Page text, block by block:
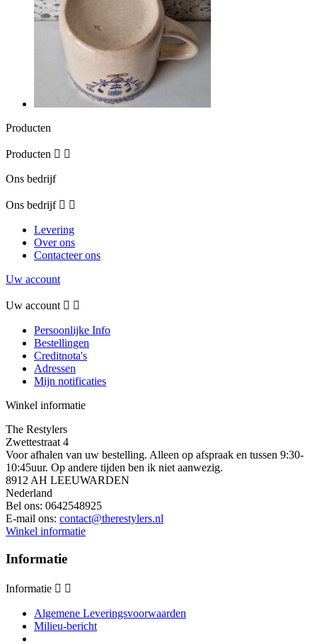
Producten
Producten  
Ons bedrijf
Ons bedrijf  
Levering
Over ons
Contacteer ons
Uw account
Uw account  
Persoonlijke Info
Bestellingen
Creditnota's
Adressen
Mijn notificaties
Winkel informatie
The Restylers
Zwettestraat 4
Voor afhalen van uw bestelling. Alleen op afspraak en tussen 9:30-
10:45uur. Op andere tijden ben ik niet aanwezig.
8912 AH LEEUWARDEN
Nederland
Bel ons: 0642548925
E-mail ons: contact@therestylers.nl
Winkel informatie
Informatie
Informatie  
Algemene Leveringsvoorwaarden
Milieu-bericht